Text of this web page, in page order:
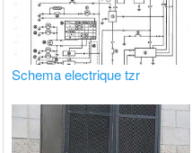
Schema electrique tzr